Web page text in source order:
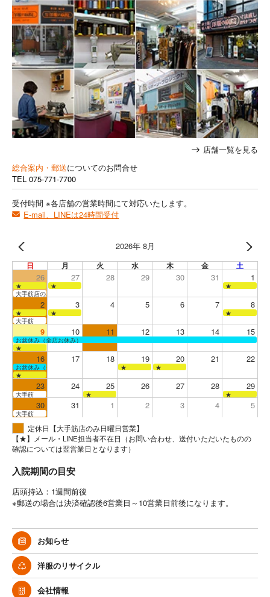
店舗一覧を見る
総合案内・郵送についてのお問合せ
TEL 075-771-7700
受付時間 ※各店舗の営業時間にて対応いたします。
E-mail、LINEは24時間受付
2026年 8月
日 月 火 水 木 金 土
26 27 28 29 30 31 1
★ ★
★
大手筋店のみ営業
2 3 4 5 6 7 8
★ ★
★
大手筋
9 10 11 12 13 14 15
お盆休み（全店お休み）
★
16 17 18 19 20 21 22
お盆休み（全店お休み） ★
★
★
23 24 25 26 27 28 29
大手筋 ★ ★
30 31 1 2 3 4 5
大手筋
定休日【大手筋店のみ日曜日営業】
【★】メール・LINE担当者不在日（お問い合わせ、送付いただいたものの
確認については翌営業日となります）
入院期間の目安
店頭持込：1週間前後
※郵送の場合は決済確認後6営業日～10営業日前後になります。
お知らせ
洋服のリサイクル
会社情報